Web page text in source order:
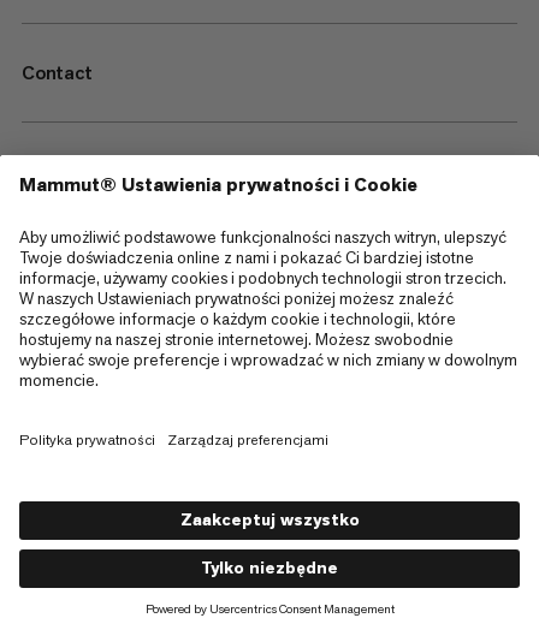
Contact
—
Sitemap
Cookies
Informacja prawna
Polityka Prywatności Danych